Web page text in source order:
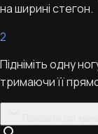
на ширині стегон.
2
Підніміть одну
тримаючи її